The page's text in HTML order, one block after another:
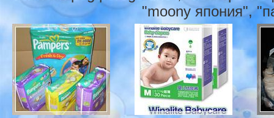
"moony япония",